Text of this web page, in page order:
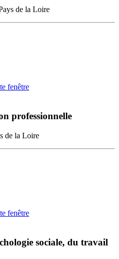
de la Loire
fenêtre
professionnelle
de la Loire
fenêtre
sociale, du travail